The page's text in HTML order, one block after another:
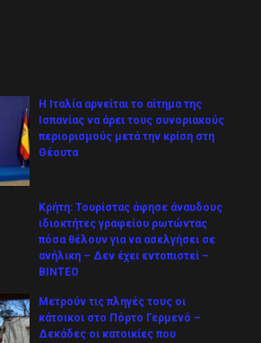
Η Ιταλία αρνείται το αίτημα της
Ισπανίας να άρει τους συνοριακούς
περιορισμούς μετά την κρίση στη
Θέουτα
Κρήτη: Τουρίστας άφησε άναυδους
ιδιοκτήτες γραφείου ρωτώντας
πόσα θέλουν για να ασελγήσει σε
ανήλικη – Δεν έχει εντοπιστεί –
ΒΙΝΤΕΟ
Μετρούν τις πληγές τους οι
κάτοικοι στο Πόρτο Γερμενό –
Δεκάδες οι κατοικίες που